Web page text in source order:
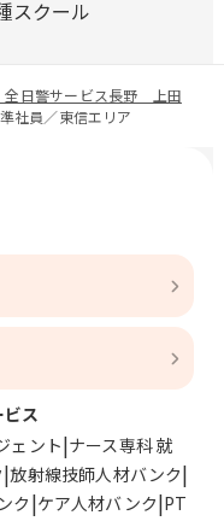
スクール
日警サービス長野 上田
社員／東信エリア
ス
ェント ナース専科 就
放射線技師人材バンク
ク ケア人材バンク PT